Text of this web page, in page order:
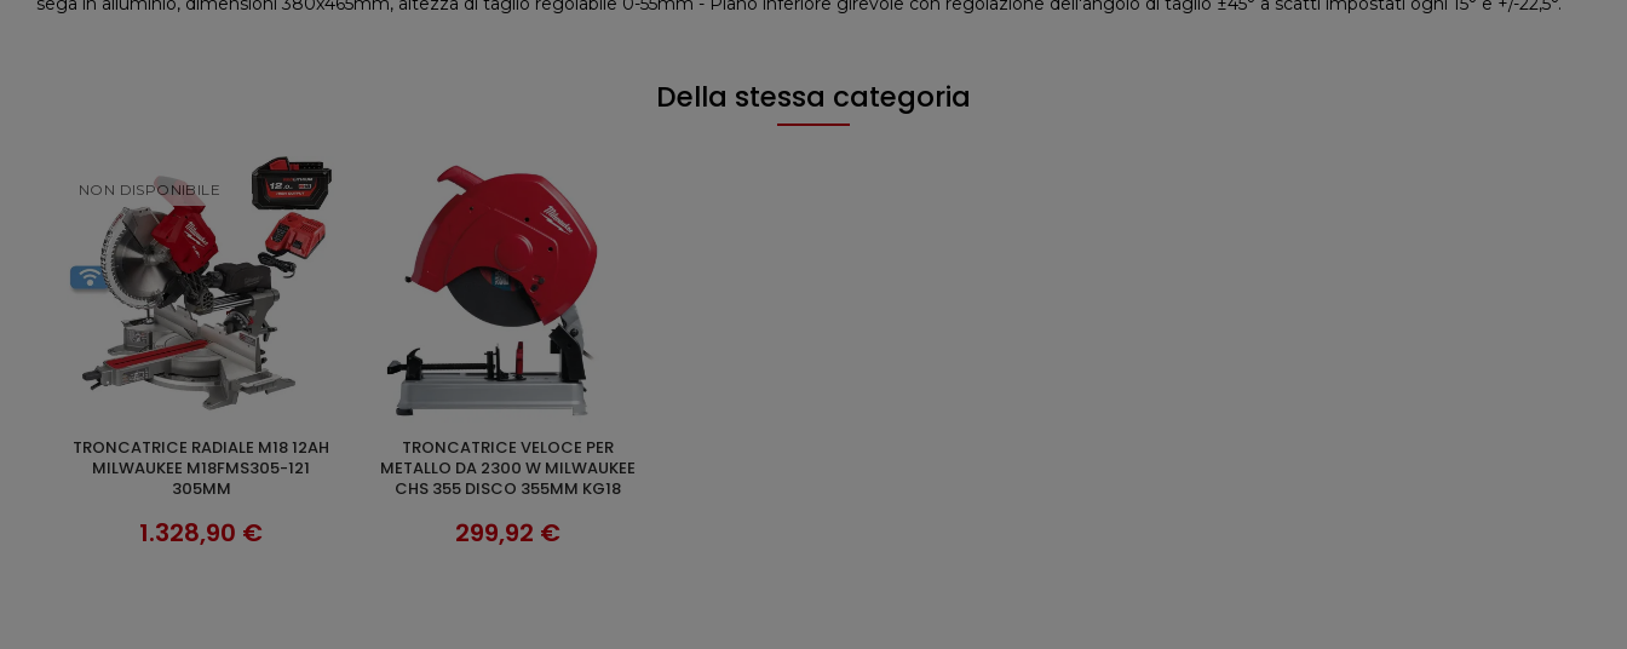
Della stessa categoria
NON DISPONIBILE
SCOPRI
TRONCATRICE RADIALE M18 12AH
MILWAUKEE M18FMS305-121
305MM
1.328,90 €
AGGIUNGI AL CARRELLO
TRONCATRICE VELOCE PER
METALLO DA 2300 W MILWAUKEE
CHS 355 DISCO 355MM KG18
299,92 €